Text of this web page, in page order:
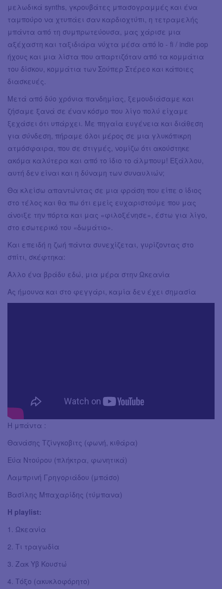
μελωδικά synths, γκρουβάτες μπασογραμμές και ένα
ταμπούρο να χτυπάει σαν καρδιοχτύπι, η τετραμελής
μπάντα από τη συμπρωτεύουσα, μας χάρισε μια
αξέχαστη και ταξιδιάρα νύχτα μέσα από lo - fi / indie pop
ήχους και μια λίστα που απαρτιζόταν από τα κομμάτια
του δίσκου, κομμάτια των Σούπερ Στέρεο και κάποιες
διασκευές.
Μετά από δύο χρόνια πανδημίας, ξεμουδιάσαμε και
ζήσαμε ξανά σε έναν κόσμο που λίγο πολύ είχαμε
ξεχάσει ότι υπάρχει. Με πηγαία ευγένεια και διάθεση
για σύνδεση, πήραμε όλοι μέρος σε μια γλυκόπικρη
ατμόσφαιρα, που σε στιγμές, νομίζω ότι ακούστηκε
ακόμα καλύτερα και από το ίδιο το άλμπουμ! Εξάλλου,
αυτή δεν είναι και η δύναμη των συναυλιών;
Θα κλείσω απαντώντας σε μια φράση που είπε ο ίδιος
στο τέλος και θα πω ότι εμείς ευχαριστούμε που μας
άνοιξε την πόρτα και μας «φιλοξένησε», έστω για λίγο,
στο εσωτερικό του «δωμάτιο».
Και επειδή η ζωή πάντα συνεχίζεται, γυρίζοντας στο
σπίτι, σκέφτηκα:
Άλλο ένα βράδυ εδώ, μια μέρα στην Ωκεανία
Ας ήμουνα και στο φεγγάρι, καμία δεν έχει σημασία
Η μπάντα :
Θανάσης Τζίνγκοβιτς (φωνή, κιθάρα)
Εύα Ντούρου (πλήκτρα, φωνητικά)
Λαμπρινή Γρηγοριάδου (μπάσο)
Βασίλης Μπαχαρίδης (τύμπανα)
Η playlist:
1. Ωκεανία
2. Τι τραγωδία
3. Ζακ Υβ Κουστώ
4. Τόξο (ακυκλοφόρητο)